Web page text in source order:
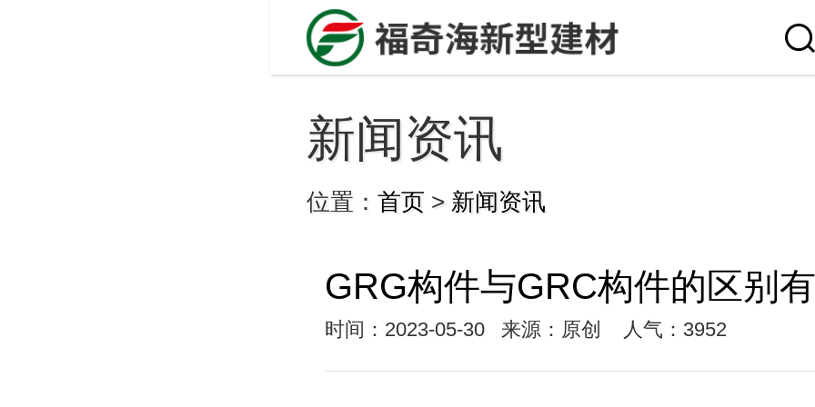
新闻资讯
位置： 首页 > 新闻资讯
GRG构件与GRC构件的区别
时间：2023-05-30 来源：原创 人气：3952